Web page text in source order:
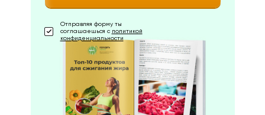
Отправляя форму ты
соглашаешься с политикой
конфиденциальности